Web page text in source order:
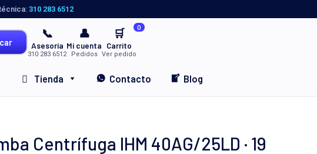
310 283 6512
📞
Asesoría
310 283 6512
👤
Mi cuenta
Pedidos
🛒 0
Carrito
Ver pedido
Tienda Contacto Blog
Centrífuga IHM 40AG/25LD · 19